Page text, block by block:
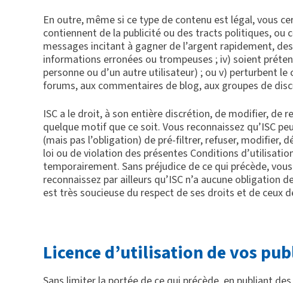
En outre, même si ce type de contenu est légal, vous
contiennent de la publicité ou des tracts politiques,
messages incitant à gagner de l’argent rapidement,
informations erronées ou trompeuses ; iv) soient
personne ou d’un autre utilisateur) ; ou v) perturbent
forums, aux commentaires de blog, aux groupes de
ISC a le droit, à son entière discrétion, de modifier, de
quelque motif que ce soit. Vous reconnaissez qu’ISC
(mais pas l’obligation) de pré-filtrer, refuser, modifier,
loi ou de violation des présentes Conditions
temporairement. Sans préjudice de ce qui précède,
reconnaissez par ailleurs qu’ISC n’a aucune obligation
est très soucieuse du respect de ses droits et de ceux
Licence d’utilisation de vos